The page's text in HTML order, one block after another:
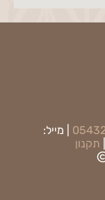
| מייל:
תקנון